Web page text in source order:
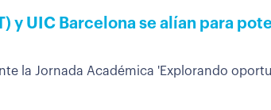
y UIC Barcelona se alían para
la Jornada Académica 'Explorando